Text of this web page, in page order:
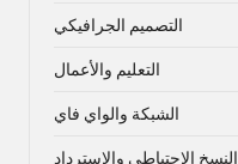
التصميم الجرافيكي
التعليم والأعمال
الشبكة والواي فاي
النسخ الاحتياطي والاسترداد